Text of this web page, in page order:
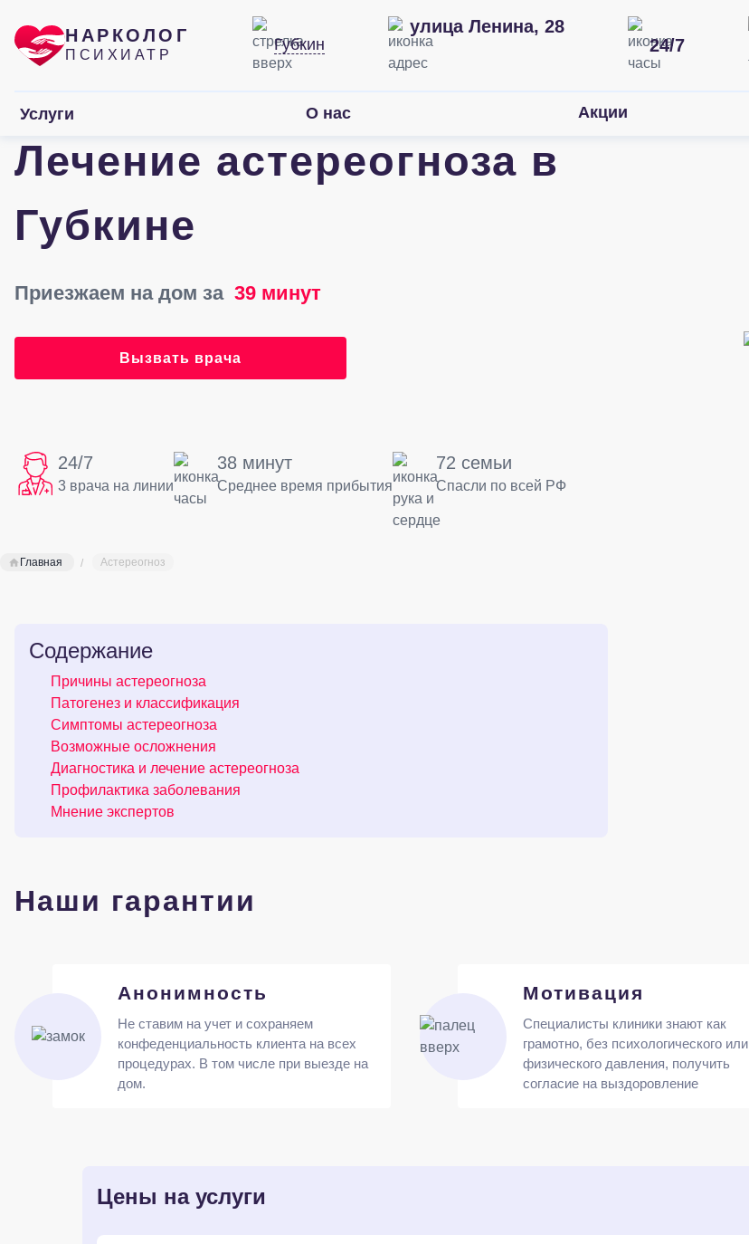
НАРКОЛОГ
ПСИХИАТР
Губкин
улица Ленина, 28
24/7
Услуги О нас Акции
Лечение астереогноза в
Губкине
Приезжаем на дом за39 минут
Вызвать врача
24/7
3 врача на линии
38 минут
Среднее время прибытия
72 семьи
Спасли по всей РФ
Главная Астереогноз
Содержание
Причины астереогноза
Патогенез и классификация
Симптомы астереогноза
Возможные осложнения
Диагностика и лечение астереогноза
Профилактика заболевания
Мнение экспертов
Наши гарантии
Анонимность
Не ставим на учет и сохраняем
конфеденциальность клиента на всех
процедурах. В том числе при выезде на
дом.
Мотивация
Специалисты клиники знают как
грамотно, без психологического или
физического давления, получить
согласие на выздоровление
Цены на услуги